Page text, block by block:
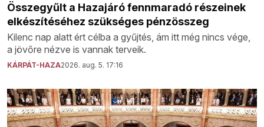
Összegyűlt a Hazajáró fennmaradó részeinek
elkészítéséhez szükséges pénzösszeg
Kilenc nap alatt ért célba a gyűjtés, ám itt még nincs vége,
a jövőre nézve is vannak terveik.
KÁRPÁT-HAZA2026. aug. 5. 17:16